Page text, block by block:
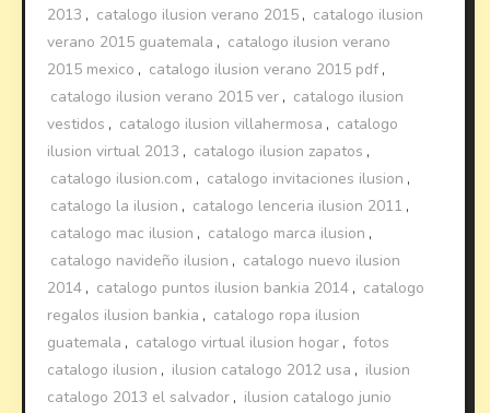
2013 , catalogo ilusion verano 2015 , catalogo ilusion
verano 2015 guatemala , catalogo ilusion verano
2015 mexico , catalogo ilusion verano 2015 pdf ,
catalogo ilusion verano 2015 ver , catalogo ilusion
vestidos , catalogo ilusion villahermosa , catalogo
ilusion virtual 2013 , catalogo ilusion zapatos ,
catalogo ilusion.com , catalogo invitaciones ilusion ,
catalogo la ilusion , catalogo lenceria ilusion 2011 ,
catalogo mac ilusion , catalogo marca ilusion ,
catalogo navideño ilusion , catalogo nuevo ilusion
2014 , catalogo puntos ilusion bankia 2014 , catalogo
regalos ilusion bankia , catalogo ropa ilusion
guatemala , catalogo virtual ilusion hogar , fotos
catalogo ilusion , ilusion catalogo 2012 usa , ilusion
catalogo 2013 el salvador , ilusion catalogo junio